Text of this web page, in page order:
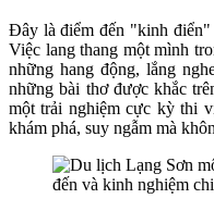
Đây là điểm đến "kinh điển"
Việc lang thang một mình
những hang động, lắng
những bài thơ được khắc
một trải nghiệm cực kỳ thi
khám phá, suy ngẫm mà